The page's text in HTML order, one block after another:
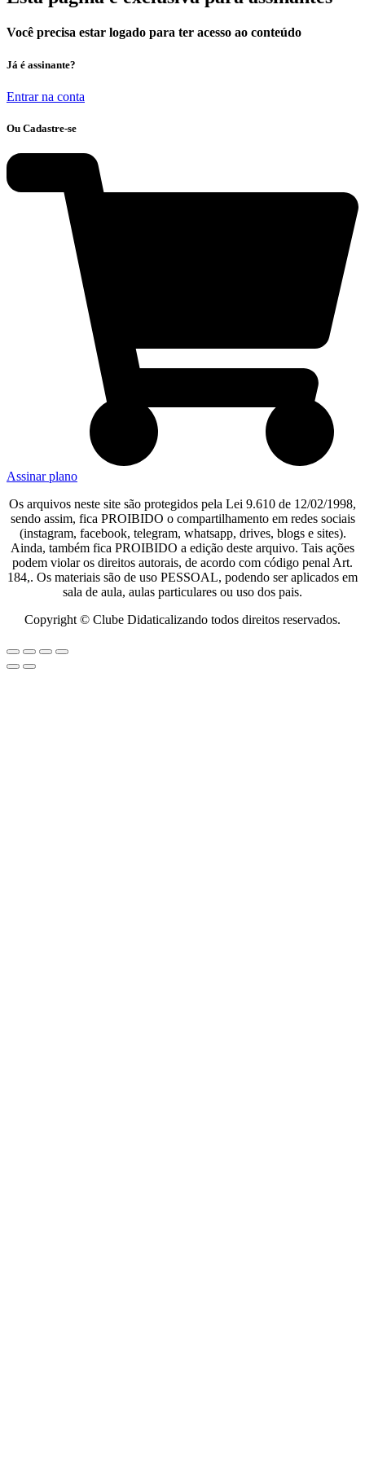
Você precisa estar logado para ter acesso ao conteúdo
Já é assinante?
Entrar na conta
Ou Cadastre-se
Assinar plano
Os arquivos neste site são protegidos pela Lei 9.610 de 12/02/1998,
sendo assim, fica PROIBIDO o compartilhamento em redes sociais
(instagram, facebook, telegram, whatsapp, drives, blogs e sites).
Ainda, também fica PROIBIDO a edição deste arquivo. Tais ações
podem violar os direitos autorais, de acordo com código penal Art.
184,. Os materiais são de uso PESSOAL, podendo ser aplicados em
sala de aula, aulas particulares ou uso dos pais.​
Copyright © Clube Didaticalizando todos direitos reservados.